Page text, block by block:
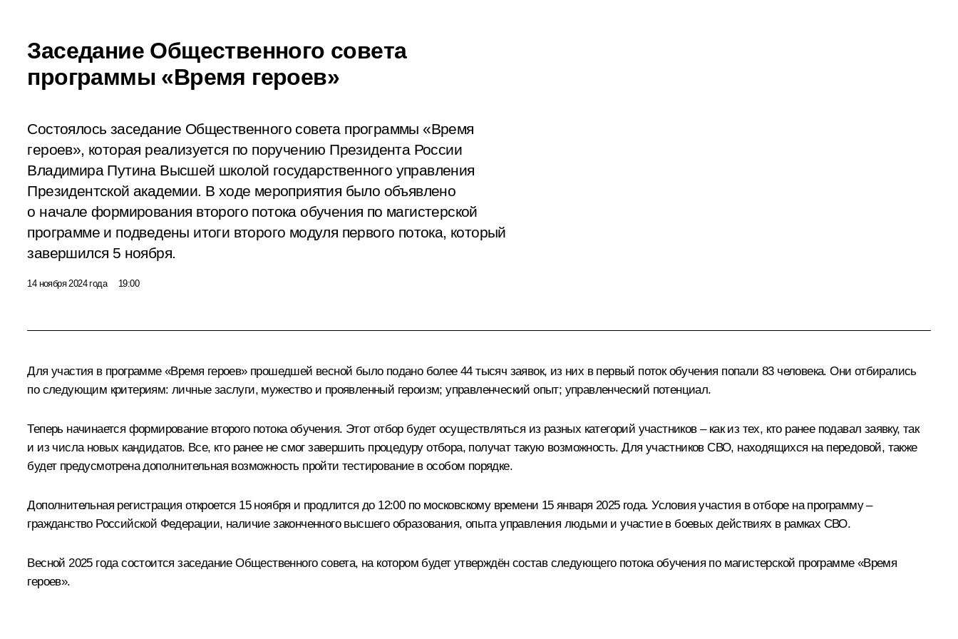
Заседание Общественного совета
программы «Время героев»
Состоялось заседание Общественного совета программы «Время
героев», которая реализуется по поручению Президента России
Владимира Путина Высшей школой государственного управления
Президентской академии. В ходе мероприятия было объявлено
о начале формирования второго потока обучения по магистерской
программе и подведены итоги второго модуля первого потока, который
завершился 5 ноября.
14 ноября 2024 года 19:00
Для участия в программе «Время героев» прошедшей весной было подано более 44 тысяч заявок, из них в первый поток обучения попали 83 человека. Они отбирались
по следующим критериям: личные заслуги, мужество и проявленный героизм; управленческий опыт; управленческий потенциал.
Теперь начинается формирование второго потока обучения. Этот отбор будет осуществляться из разных категорий участников – как из тех, кто ранее подавал заявку, так
и из числа новых кандидатов. Все, кто ранее не смог завершить процедуру отбора, получат такую возможность. Для участников СВО, находящихся на передовой, также
будет предусмотрена дополнительная возможность пройти тестирование в особом порядке.
Дополнительная регистрация откроется 15 ноября и продлится до 12:00 по московскому времени 15 января 2025 года. Условия участия в отборе на программу –
гражданство Российской Федерации, наличие законченного высшего образования, опыта управления людьми и участие в боевых действиях в рамках СВО.
Весной 2025 года состоится заседание Общественного совета, на котором будет утверждён состав следующего потока обучения по магистерской программе «Время
героев».